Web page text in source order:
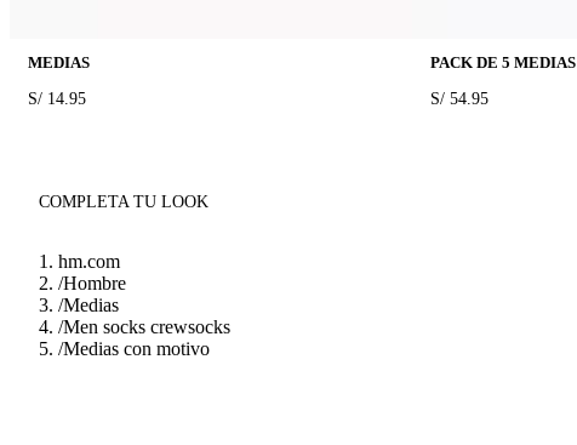
MEDIAS
PRICE:
S/ 14.95
PACK DE 5 MEDIAS
PRICE:
S/ 54.95
COMPLETA TU LOOK
hm.com
/Hombre
/Medias
/Men socks crewsocks
/Medias con motivo